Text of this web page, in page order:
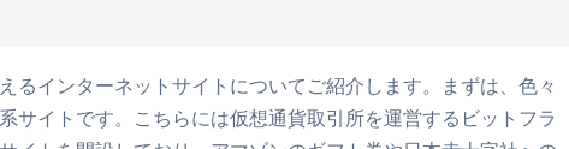
るインターネットサイトについてご紹介します。まずは、色々
サイトです。こちらには仮想通貨取引所を運営するビットフラ